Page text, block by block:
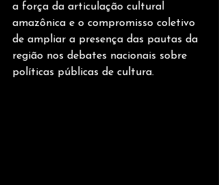
a força da articulação cultural
amazônica e o compromisso coletivo
de ampliar a presença das pautas da
região nos debates nacionais sobre
políticas públicas de cultura.